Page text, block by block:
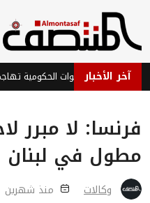
آخر الأخبار
فرنسا: لا مبرر
مطول في لبنان
وكالات منذ شهرين